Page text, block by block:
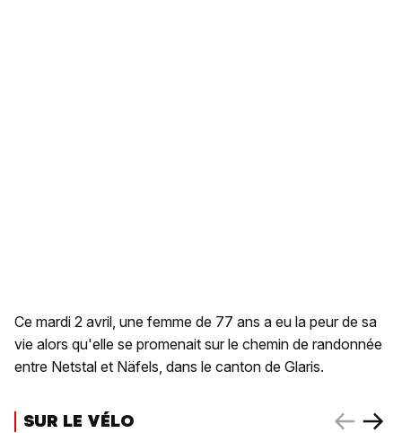
Ce mardi 2 avril, une femme de 77 ans a eu la peur de sa
vie alors qu'elle se promenait sur le chemin de randonnée
entre Netstal et Näfels, dans le canton de Glaris.
SUR LE VÉLO